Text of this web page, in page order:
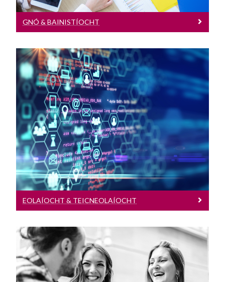
Gearrchúrsaí (neamhchreidiúnaithe)
Cúrsaí
Eolas
Tacaíochtaí
GNÓ & BAINISTÍOCHT
Eolaíocht & Teicneolaíocht
Cúrsaí Eolaíochta & Teicneolaíochta ag
leibhéal a oireann duit agus ar feadh
tréimhse chuí.
EOLAÍOCHT & TEICNEOLAÍOCHT
Cúrsaí Micridhintiúr